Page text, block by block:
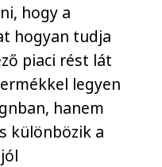
hogy a
hogyan tudja
piaci rést lát
legyen
hanem
különbözik a